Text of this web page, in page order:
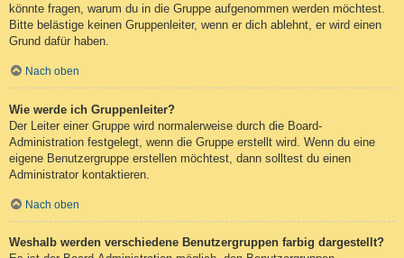
könnte fragen, warum du in die Gruppe aufgenommen werden möchtest.
Bitte belästige keinen Gruppenleiter, wenn er dich ablehnt, er wird einen
Grund dafür haben.
Nach oben
Wie werde ich Gruppenleiter?
Der Leiter einer Gruppe wird normalerweise durch die Board-
Administration festgelegt, wenn die Gruppe erstellt wird. Wenn du eine
eigene Benutzergruppe erstellen möchtest, dann solltest du einen
Administrator kontaktieren.
Nach oben
Weshalb werden verschiedene Benutzergruppen farbig dargestellt?